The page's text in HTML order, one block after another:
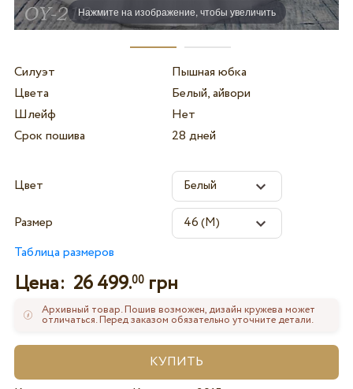
Нажмите на изображение, чтобы увеличить
Силуэт
Пышная юбка
Цвета
Белый, айвори
Шлейф
Нет
Срок пошива
28 дней
Цвет
Размер
Таблица размеров
Цена: 26 499.00грн
Архивный товар. Пошив возможен, дизайн кружева может
отличаться. Перед заказом обязательно уточните детали.